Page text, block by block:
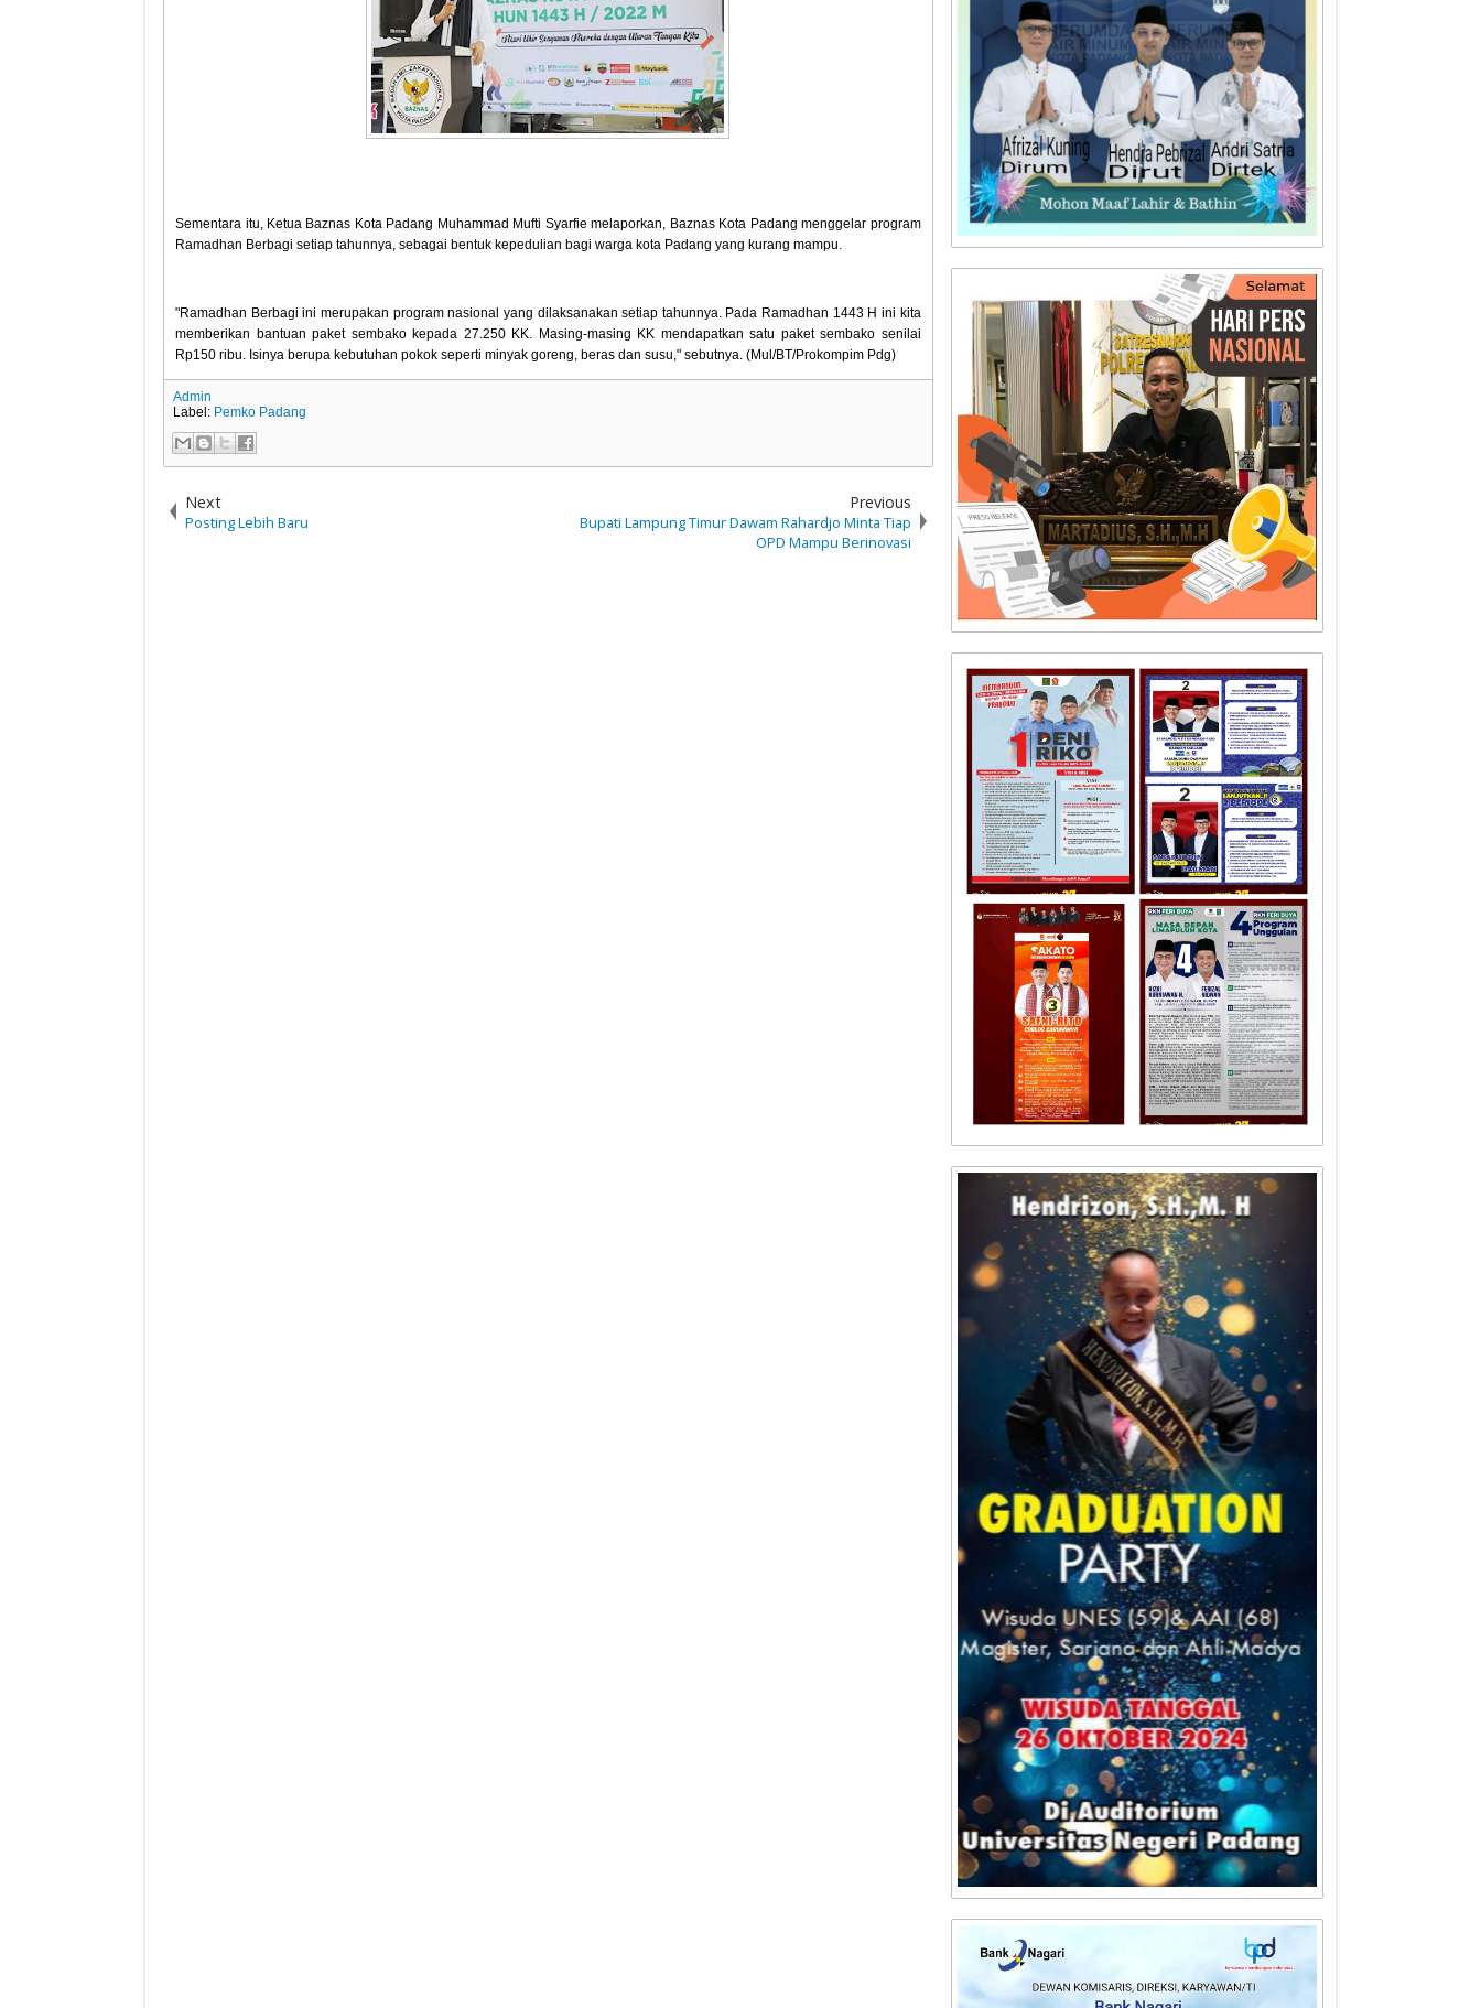
Sementara itu, Ketua Baznas Kota Padang Muhammad Mufti Syarfie melaporkan, Baznas Kota Padang menggelar program
Ramadhan Berbagi setiap tahunnya, sebagai bentuk kepedulian bagi warga kota Padang yang kurang mampu.
"Ramadhan Berbagi ini merupakan program nasional yang dilaksanakan setiap tahunnya. Pada Ramadhan 1443 H ini kita
memberikan bantuan paket sembako kepada 27.250 KK. Masing-masing KK mendapatkan satu paket sembako senilai
Rp150 ribu. Isinya berupa kebutuhan pokok seperti minyak goreng, beras dan susu," sebutnya. (Mul/BT/Prokompim Pdg)
Admin
Label: Pemko Padang
Next
Posting Lebih Baru
Previous
Bupati Lampung Timur Dawam Rahardjo Minta Tiap
OPD Mampu Berinovasi